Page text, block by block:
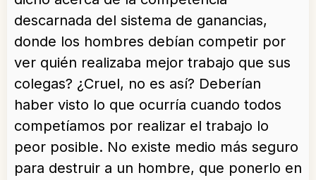
descarnada del sistema de ganancias,
donde los hombres debían competir por
ver quién realizaba mejor trabajo que sus
colegas? ¿Cruel, no es así? Deberían
haber visto lo que ocurría cuando todos
competíamos por realizar el trabajo lo
peor posible. No existe medio más seguro
para destruir a un hombre, que ponerlo en